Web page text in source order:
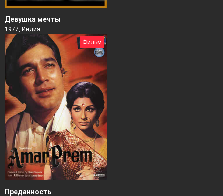
Девушка мечты
1977, Индия
Фильм
Преданность